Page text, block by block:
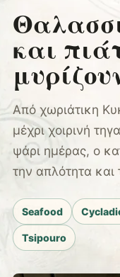
και
Από χωριάτικη
μέχρι χοιρινή
ψάρι ημέρας, ο
την απλότητα
Seafood
Tsipouro